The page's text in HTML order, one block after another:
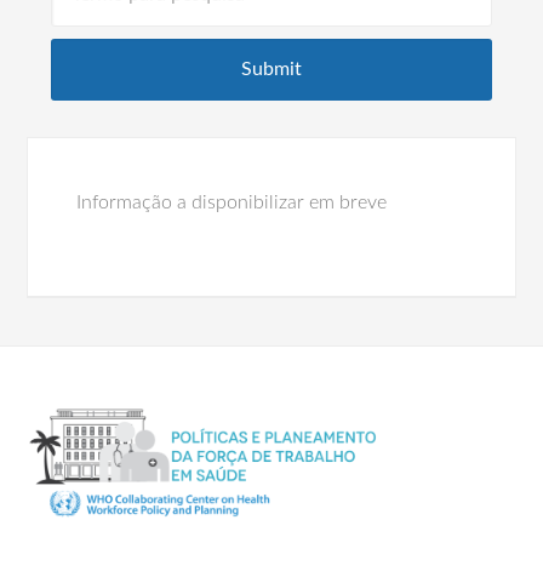
Informação a disponibilizar em breve